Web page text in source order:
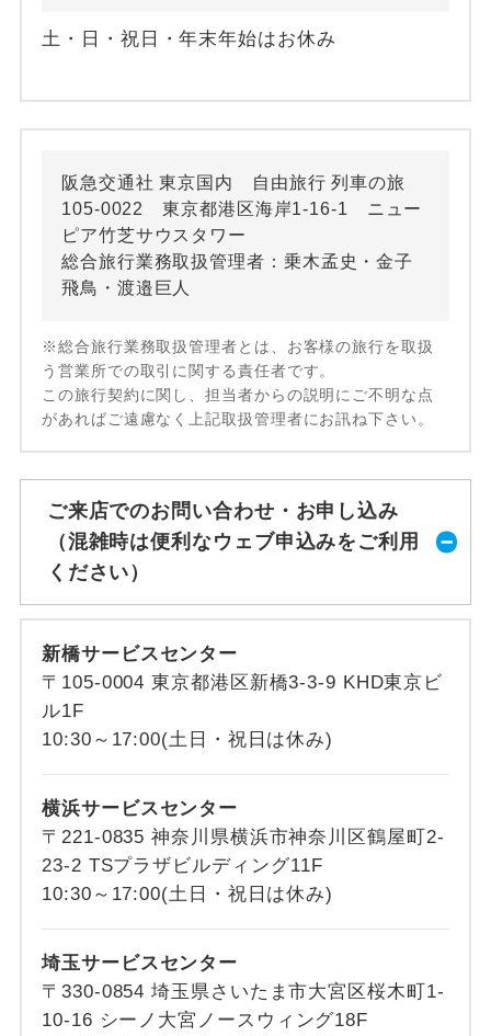
土・日・祝日・年末年始はお休み
阪急交通社 東京国内 自由旅行 列車の旅
105-0022 東京都港区海岸1-16-1 ニュー
ピア竹芝サウスタワー
総合旅行業務取扱管理者：乗木孟史・金子
飛鳥・渡邉巨人
※総合旅行業務取扱管理者とは、お客様の旅行を取扱
う営業所での取引に関する責任者です。
この旅行契約に関し、担当者からの説明にご不明な点
があればご遠慮なく上記取扱管理者にお訊ね下さい。
ご来店でのお問い合わせ・お申し込み
（混雑時は便利なウェブ申込みをご利用
ください）
新橋サービスセンター
〒105-0004 東京都港区新橋3-3-9 KHD東京ビ
ル1F
10:30～17:00(土日・祝日は休み)
横浜サービスセンター
〒221-0835 神奈川県横浜市神奈川区鶴屋町2-
23-2 TSプラザビルディング11F
10:30～17:00(土日・祝日は休み)
埼玉サービスセンター
〒330-0854 埼玉県さいたま市大宮区桜木町1-
10-16 シーノ大宮ノースウィング18F